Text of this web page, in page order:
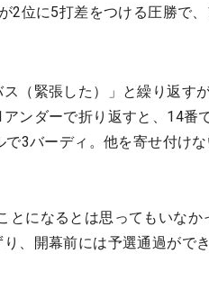
2位に5打差をつける圧勝で、
（緊張した）」と繰り返す
ンダーで折り返すと、14番
3バーディ。他を寄せ付け
とになるとは思ってもいなか
、開幕前には予選通過がで